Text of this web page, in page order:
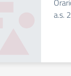
a.s.